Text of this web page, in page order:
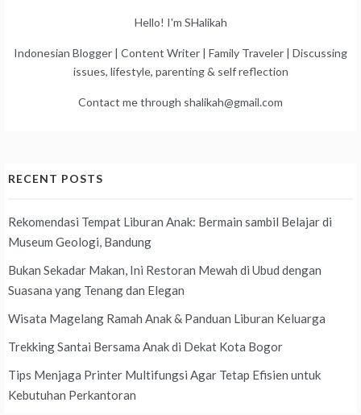
Hello! I'm SHalikah
Indonesian Blogger | Content Writer | Family Traveler | Discussing
issues, lifestyle, parenting & self reflection
Contact me through shalikah@gmail.com
RECENT POSTS
Rekomendasi Tempat Liburan Anak: Bermain sambil Belajar di
Museum Geologi, Bandung
Bukan Sekadar Makan, Ini Restoran Mewah di Ubud dengan
Suasana yang Tenang dan Elegan
Wisata Magelang Ramah Anak & Panduan Liburan Keluarga
Trekking Santai Bersama Anak di Dekat Kota Bogor
Tips Menjaga Printer Multifungsi Agar Tetap Efisien untuk
Kebutuhan Perkantoran